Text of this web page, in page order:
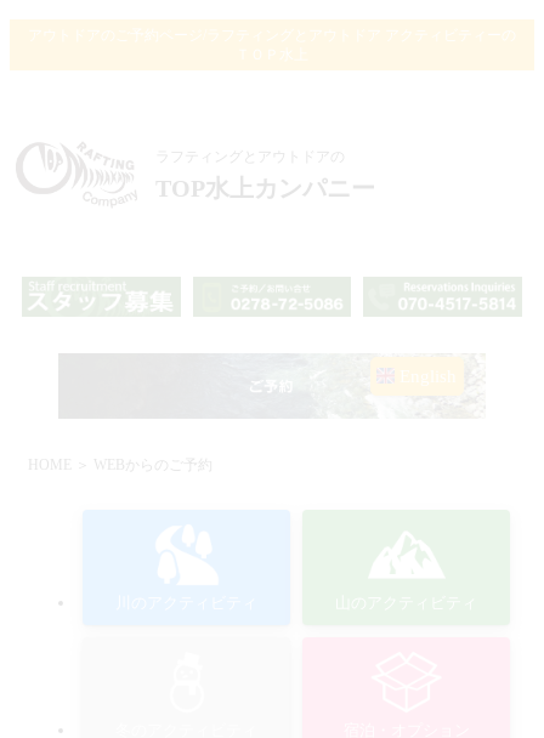
アウトドアのご予約ページ/ラフティングとアウトドア アクティビティーの
ラフティングとアウトドアの
TOP水上カンパニー
English
HOME ＞ WEBからのご予約